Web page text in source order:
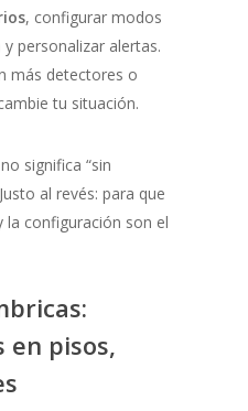
, configurar modos
personalizar alertas.
más detectores o
tu situación.
significa “sin
al revés: para que
la configuración son el
en pisos,